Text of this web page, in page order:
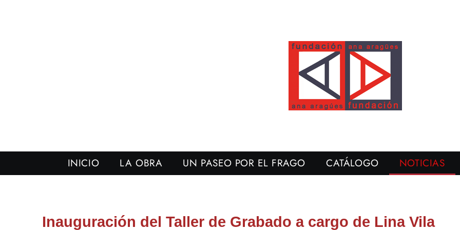
INICIO LA OBRA UN PASEO POR EL FRAGO CATÁLOGO NOTICIAS
Inauguración del Taller de Grabado a cargo de Lina Vila